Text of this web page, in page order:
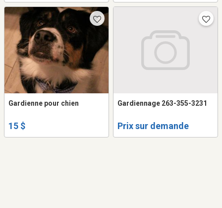
Gardienne pour chien
15 $
Gardiennage 263-355-3231
Prix sur demande